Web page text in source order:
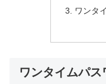
ワンタ
ワンタイムパス